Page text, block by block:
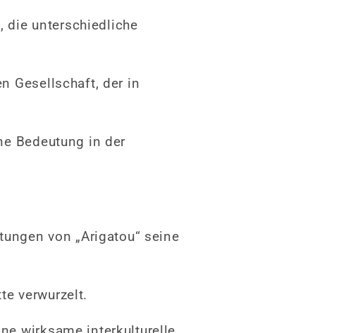
die unterschiedliche
Gesellschaft, der in
Bedeutung in der
von „Arigatou“ seine
verwurzelt.